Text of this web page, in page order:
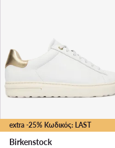
extra -25% Κωδικός: LAST
Birkenstock